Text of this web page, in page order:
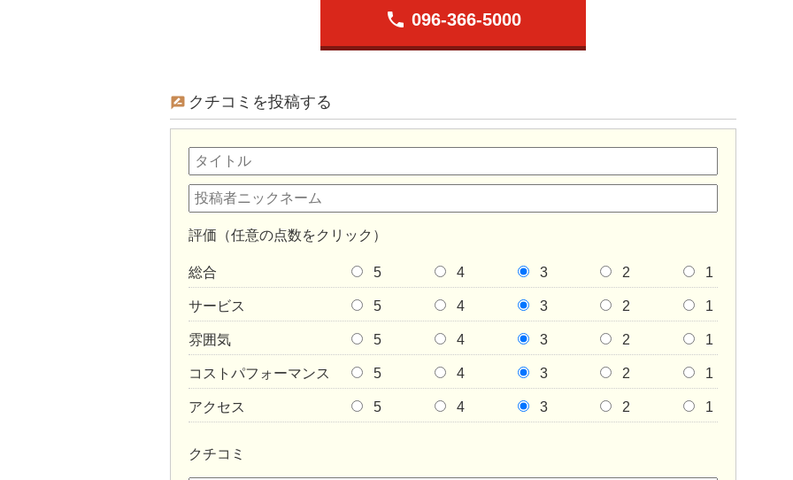
phone 096-366-5000
クチコミを投稿する
評価（任意の点数をクリック）
総合 5 4 3 2 1
サービス 5 4 3 2 1
雰囲気 5 4 3 2 1
コストパフォーマンス 5 4 3 2 1
アクセス 5 4 3 2 1
クチコミ